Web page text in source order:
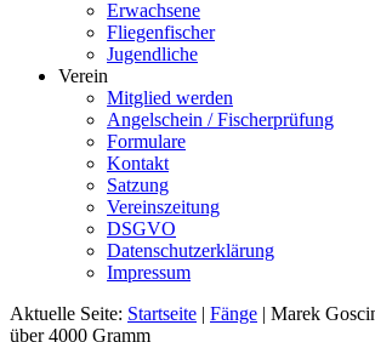
Erwachsene
Fliegenfischer
Jugendliche
Verein
Mitglied werden
Angelschein / Fischerprüfung
Formulare
Kontakt
Satzung
Vereinszeitung
DSGVO
Datenschutzerklärung
Impressum
Aktuelle Seite: Startseite | Fänge | Marek
über 4000 Gramm